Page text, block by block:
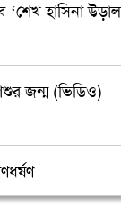
‘শেখ হাসিনা উড়াল
জন্ম (ভিডিও)